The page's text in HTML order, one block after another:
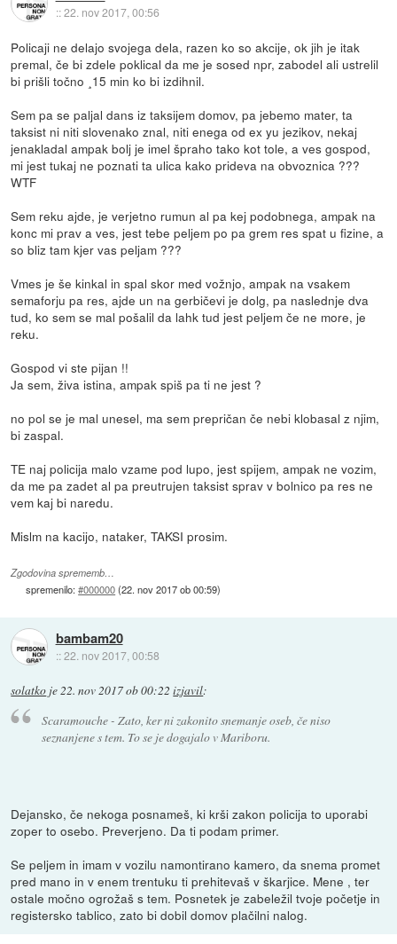
::22. nov 2017, 00:56
Policaji ne delajo svojega dela, razen ko so akcije, ok jih je itak
premal, če bi zdele poklical da me je sosed npr, zabodel ali ustrelil
bi prišli točno ¸15 min ko bi izdihnil.
Sem pa se paljal dans iz taksijem domov, pa jebemo mater, ta
taksist ni niti slovenako znal, niti enega od ex yu jezikov, nekaj
jenakladal ampak bolj je imel špraho tako kot tole, a ves gospod,
mi jest tukaj ne poznati ta ulica kako prideva na obvoznica ???
WTF
Sem reku ajde, je verjetno rumun al pa kej podobnega, ampak na
konc mi prav a ves, jest tebe peljem po pa grem res spat u fizine, a
so bliz tam kjer vas peljam ???
Vmes je še kinkal in spal skor med vožnjo, ampak na vsakem
semaforju pa res, ajde un na gerbičevi je dolg, pa naslednje dva
tud, ko sem se mal pošalil da lahk tud jest peljem če ne more, je
reku.
Gospod vi ste pijan !!
Ja sem, živa istina, ampak spiš pa ti ne jest ?
no pol se je mal unesel, ma sem prepričan če nebi klobasal z njim,
bi zaspal.
TE naj policija malo vzame pod lupo, jest spijem, ampak ne vozim,
da me pa zadet al pa preutrujen taksist sprav v bolnico pa res ne
vem kaj bi naredu.
Mislm na kacijo, nataker, TAKSI prosim.
Zgodovina sprememb…
spremenilo:#000000(22. nov 2017 ob 00:59)
bambam20
::22. nov 2017, 00:58
solatko je22. nov 2017 ob 00:22 izjavil:
Scaramouche - Zato, ker ni zakonito snemanje oseb, če niso
seznanjene s tem. To se je dogajalo v Mariboru.
Dejansko, če nekoga posnameš, ki krši zakon policija to uporabi
zoper to osebo. Preverjeno. Da ti podam primer.
Se peljem in imam v vozilu namontirano kamero, da snema promet
pred mano in v enem trentuku ti prehitevaš v škarjice. Mene , ter
ostale močno ogrožaš s tem. Posnetek je zabeležil tvoje početje in
registersko tablico, zato bi dobil domov plačilni nalog.